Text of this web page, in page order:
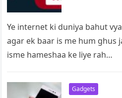
Ye internet ki duniya bahut
agar ek baar is me hum ghus
isme hameshaa ke liye rah…
Gadgets